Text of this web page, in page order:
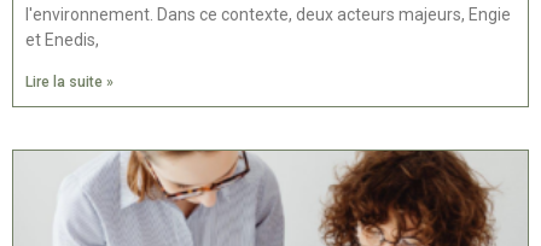
l'environnement. Dans ce contexte, deux acteurs majeurs, Engie
et Enedis,
Lire la suite »